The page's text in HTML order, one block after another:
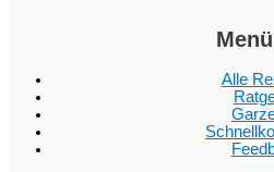
Menü
Alle